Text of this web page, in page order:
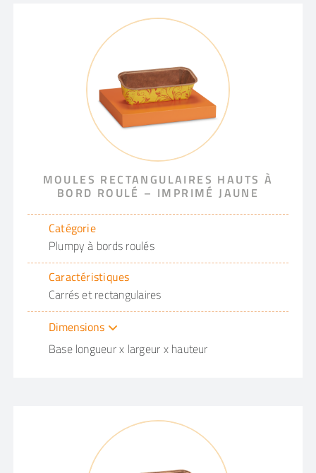
MOULES RECTANGULAIRES HAUTS À
BORD ROULÉ – IMPRIMÉ JAUNE
Catégorie
Plumpy à bords roulés
Caractéristiques
Carrés et rectangulaires
Dimensions
Base longueur x largeur x hauteur